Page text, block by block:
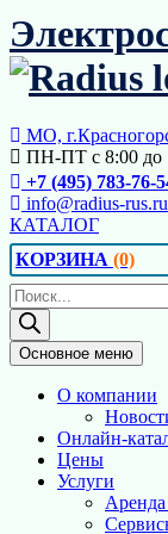
Перейти
к
содержимому
МО,
ПН-ПТ с 8:00 до
+7 (495) 783-76-
info@radius-rus.ru
КАТАЛОГ
КОРЗИНА (0)
Поиск
товаров
Основное меню
О компании
Онлайн-
Цены
Услуги
Аренда